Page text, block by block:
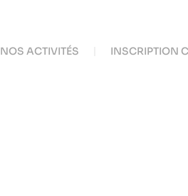
NOS ACTIVITÉS INSCRIPTION